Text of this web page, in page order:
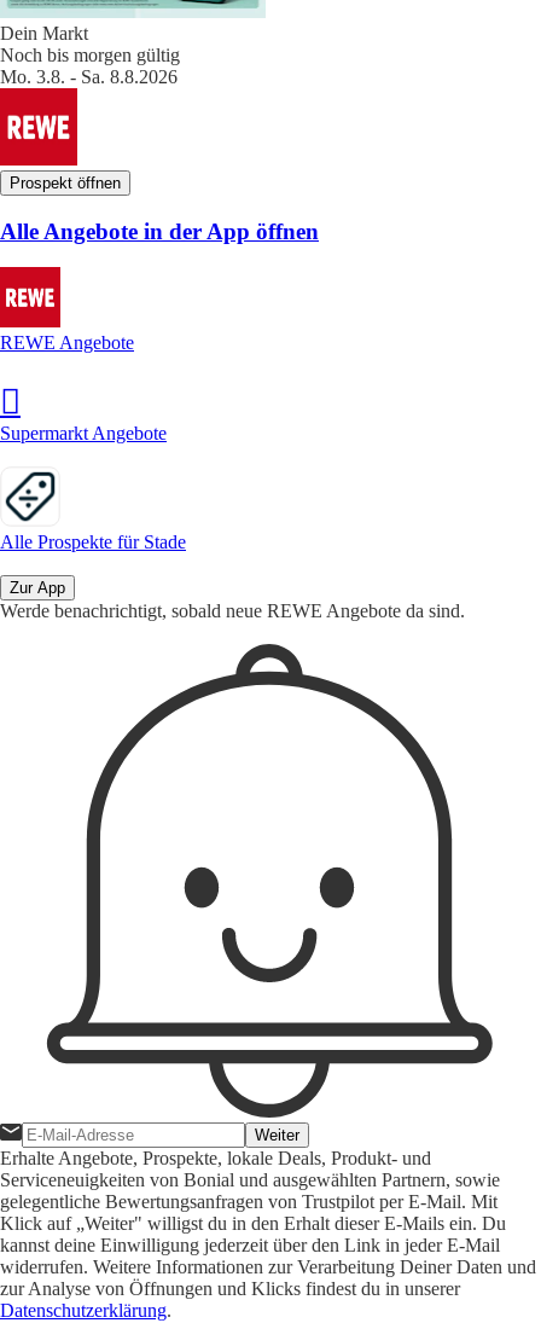
Dein Markt
Noch bis morgen gültig
Mo. 3.8. - Sa. 8.8.2026
Prospekt öffnen
Alle Angebote in der App öffnen
REWE Angebote
Supermarkt Angebote
Alle Prospekte für Stade
Zur App
Werde benachrichtigt, sobald neue REWE Angebote da sind.
Weiter
Erhalte Angebote, Prospekte, lokale Deals, Produkt- und
Serviceneuigkeiten von Bonial und ausgewählten Partnern, sowie
gelegentliche Bewertungsanfragen von Trustpilot per E-Mail. Mit
Klick auf „Weiter" willigst du in den Erhalt dieser E-Mails ein. Du
kannst deine Einwilligung jederzeit über den Link in jeder E-Mail
widerrufen. Weitere Informationen zur Verarbeitung Deiner Daten und
zur Analyse von Öffnungen und Klicks findest du in unserer
Datenschutzerklärung.